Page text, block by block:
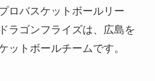
ロバスケットボールリー
ラゴンフライズは、広島を
ットボールチームです。